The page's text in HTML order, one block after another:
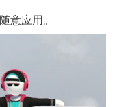
意应用。